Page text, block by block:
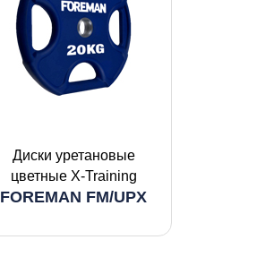
Диски уретановые
цветные X-Training
FOREMAN FM/UPX